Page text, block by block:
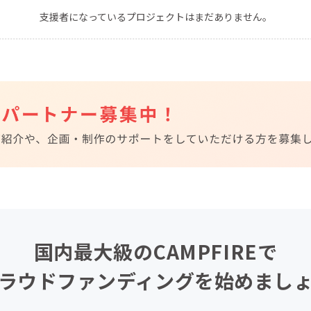
CAMPFIRE for Social Good
CAMPFIRE Creation
CAMPFIREふるさと納税
machi-ya コミュニティ
支援者になっているプロジェクトはまだありません。
国内最大級のCAMPFIREで
ウドファンディングを始めまし